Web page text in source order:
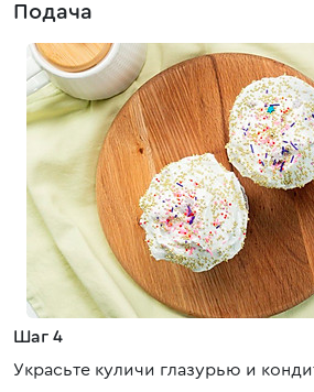
Подача
Шаг 4
Украсьте куличи глазурью и